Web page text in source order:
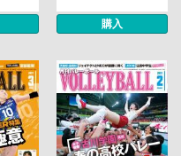
購入